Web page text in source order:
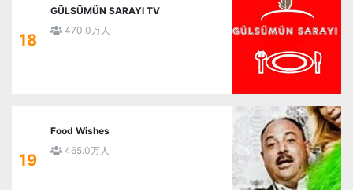
18
GÜLSÜMÜN SARAYI TV
470.0万人
19
Food Wishes
465.0万人